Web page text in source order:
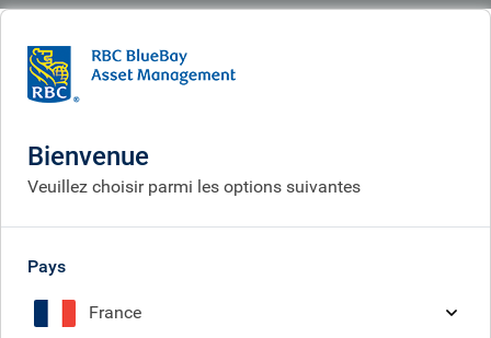
What we think
Cinq ans de crédit lié à des
événements
Dec 05, 2025
Bienvenue
Veuillez choisir parmi les options suivantes
Pays
France